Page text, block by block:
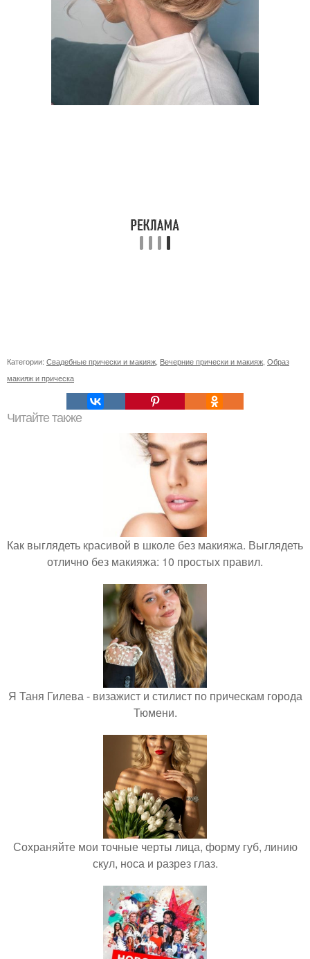
Категории: Свадебные прически и макияж Вечерние прически и макияж Образ
макияж и прическа
Читайте также
Как выглядеть красивой в школе без макияжа. Выглядеть
отлично без макияжа: 10 простых правил.
Я Таня Гилева - визажист и стилист по прическам города
Тюмени.
Сохраняйте мои точные черты лица, форму губ, линию
скул, носа и разрез глаз.